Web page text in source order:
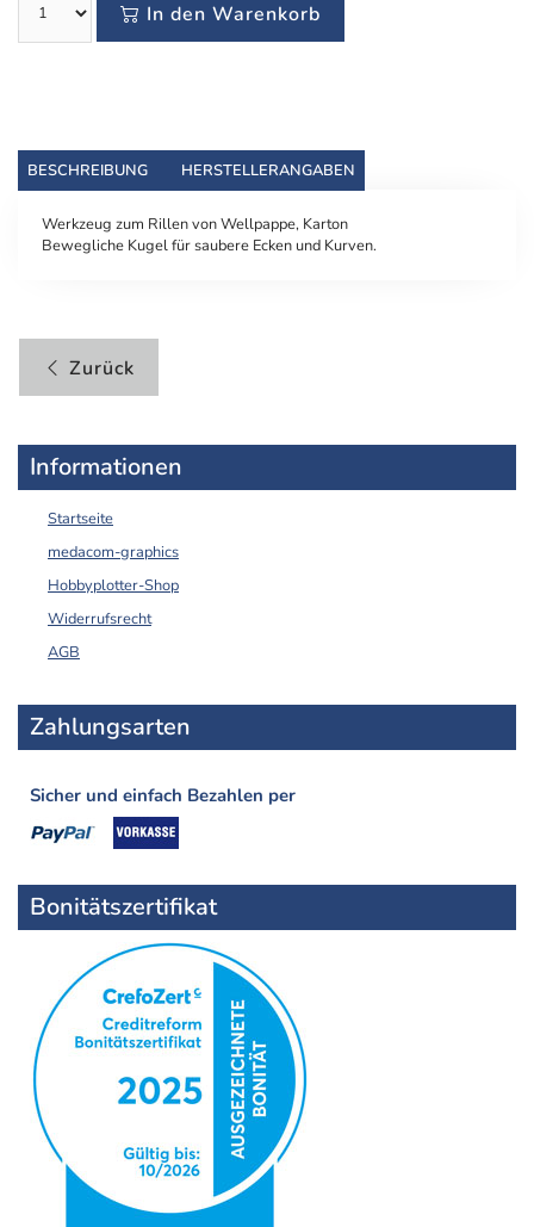
In den Warenkorb
BESCHREIBUNG HERSTELLERANGABEN
Werkzeug zum Rillen von Wellpappe, Karton
Bewegliche Kugel für saubere Ecken und Kurven.
Zurück
Informationen
Startseite
medacom-graphics
Hobbyplotter-Shop
Widerrufsrecht
AGB
Zahlungsarten
Sicher und einfach Bezahlen per
Bonitätszertifikat